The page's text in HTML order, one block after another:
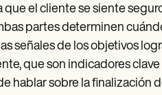
el cliente se siente
partes determinen
señales de los objetivos
que son indicadores
hablar sobre la finalización